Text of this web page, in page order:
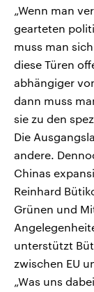
„Wenn man
gearteten
muss man
diese Türen
abhängiger
dann muss
sie zu den
Die
andere.
Chinas
Reinhard
Grünen und
unterstützt
zwischen EU
„Was uns